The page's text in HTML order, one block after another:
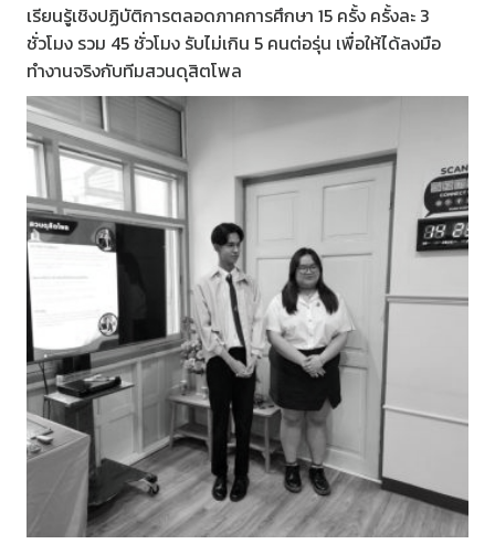
เรียนรู้เชิงปฏิบัติการตลอดภาคการศึกษา 15 ครั้ง ครั้งละ 3
ชั่วโมง รวม 45 ชั่วโมง รับไม่เกิน 5 คนต่อรุ่น เพื่อให้ได้ลงมือ
ทำงานจริงกับทีมสวนดุสิตโพล